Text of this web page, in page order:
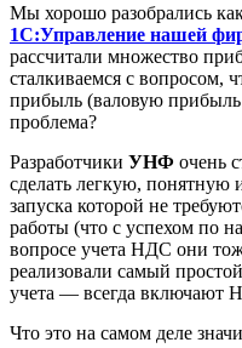
Мы хорошо разобрались
1С:Управление нашей
рассчитали множество
сталкиваемся с вопросом,
прибыль (валовую
проблема?
Разработчики УНФ очень
сделать легкую, понятную
запуска которой не
работы (что с успехом по
вопросе учета НДС они
реализовали самый
учета — всегда включают
Что это на самом деле